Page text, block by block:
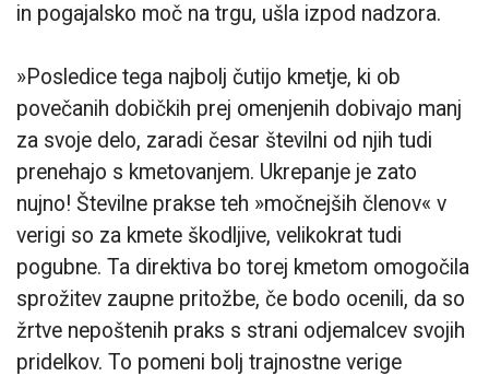
in pogajalsko moč na trgu, ušla izpod nadzora.
»Posledice tega najbolj čutijo kmetje, ki ob
povečanih dobičkih prej omenjenih dobivajo manj
za svoje delo, zaradi česar številni od njih tudi
prenehajo s kmetovanjem. Ukrepanje je zato
nujno! Številne prakse teh »močnejših členov« v
verigi so za kmete škodljive, velikokrat tudi
pogubne. Ta direktiva bo torej kmetom omogočila
sprožitev zaupne pritožbe, če bodo ocenili, da so
žrtve nepoštenih praks s strani odjemalcev svojih
pridelkov. To pomeni bolj trajnostne verige